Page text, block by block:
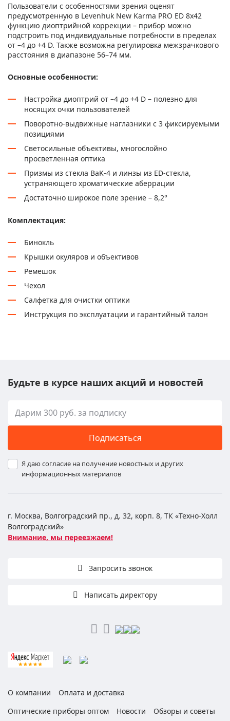
Пользователи с особенностями зрения оценят
предусмотренную в Levenhuk New Karma PRO ED 8x42
функцию диоптрийной коррекции – прибор можно
подстроить под индивидуальные потребности в пределах
от –4 до +4 D. Также возможна регулировка межзрачкового
расстояния в диапазоне 56–74 мм.
Основные особенности:
Настройка диоптрий от –4 до +4 D – полезно для
носящих очки пользователей
Поворотно-выдвижные наглазники с 3 фиксируемыми
позициями
Светосильные объективы, многослойно
просветленная оптика
Призмы из стекла BaK-4 и линзы из ED-стекла,
устраняющего хроматические аберрации
Достаточно широкое поле зрение – 8,2°
Комплектация:
Бинокль
Крышки окуляров и объективов
Ремешок
Чехол
Салфетка для очистки оптики
Инструкция по эксплуатации и гарантийный талон
Будьте в курсе наших акций и новостей
Подписаться
Я даю согласие на получение новостных и других
информационных материалов
г. Москва, Волгоградский пр., д. 32, корп. 8, ТК «Техно-Холл
Волгоградский»
Внимание, мы переезжаем!
Запросить звонок
Написать директору
О компании
Оплата и доставка
Оптические приборы оптом
Новости Обзоры и советы